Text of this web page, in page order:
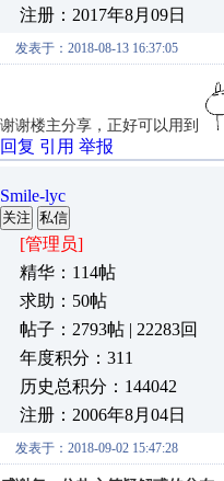
注册：2017年8月09日
发表于：2018-08-13 16:37:05
谢谢楼主分享，正好可以用到
回复 引用 举报
Smile-lyc
关注 私信
[管理员]
精华：114帖
求助：50帖
帖子：2793帖 | 22283回
年度积分：311
历史总积分：144042
注册：2006年8月04日
发表于：2018-09-02 15:47:28